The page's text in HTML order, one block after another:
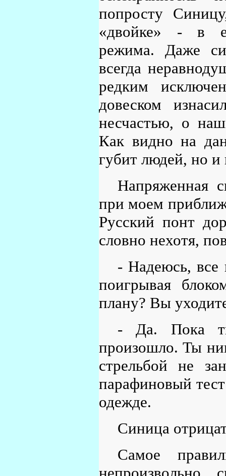
попросту
«двойке» - в
режима. Даже
всегда
редким
довеском
несчастью, о
Как видно на
губит людей, но и
Напряженная
при моем
Русский понт
словно нехотя,
- Надеюсь, все
поигрывая
плану? Вы
- Да. Пока
произошло. Ты
стрельбой не
парафиновый
одежде.
Синица
Самое